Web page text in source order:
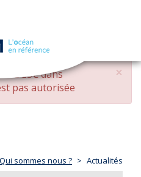
navigation
×
DESCdans
pas autorisée
Qui sommes nous ? Actualités